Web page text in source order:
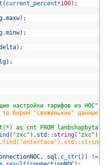
( current_percent*100) ;
.maxw) ;
.minw) ;
) ;
lg) ;
настройки тарифов из НОС"
берем "свеженькие" данные
as cnt FROM
( "zxc" ) , std :: string( "zxc" )
, sql . c_str( ) ) !=